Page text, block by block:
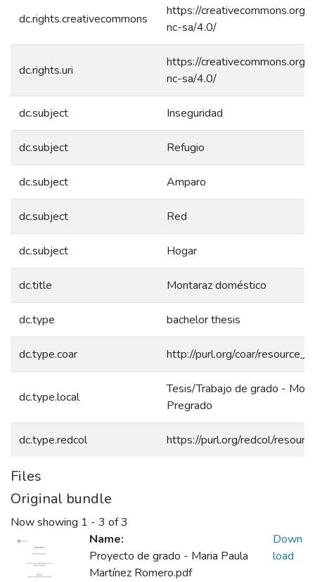
dc.rights.creativecommons
https://creativecommons.org/
nc-sa/4.0/
dc.rights.uri
https://creativecommons.org/
nc-sa/4.0/
dc.subject Inseguridad
dc.subject Refugio
dc.subject Amparo
dc.subject Red
dc.subject Hogar
dc.title Montaraz doméstico
dc.type bachelor thesis
dc.type.coar http://purl.org/coar/
dc.type.local
Tesis/Trabajo de grado -
Pregrado
dc.type.redcol https://purl.org/redcol/
Files
Original bundle
Now showing 1 - 3 of 3
Name:
Proyecto de grado - Maria Paula
Martínez Romero.pdf
Down
load